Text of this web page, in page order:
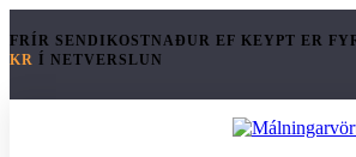
FRÍR SENDIKOSTNAÐUR EF KEYPT ER
KR Í NETVERSLUN